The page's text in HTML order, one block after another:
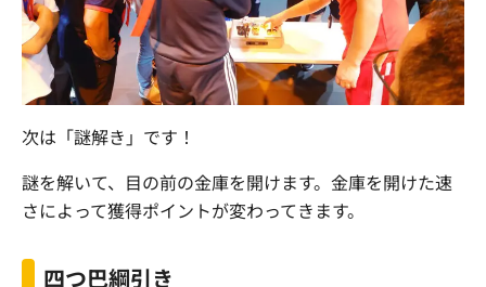
次は「謎解き」です！
謎を解いて、目の前の金庫を開けます。金庫を開けた速
さによって獲得ポイントが変わってきます。
四つ巴綱引き